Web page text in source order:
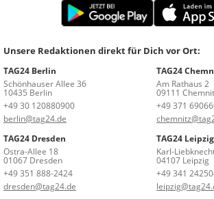
Unsere Redaktionen direkt für Dich vor Ort:
TAG24 Berlin
Schönhauser Allee 36
10435 Berlin
+49 30 120880900
berlin@tag24.de
TAG24
Am Rathaus 2
09111
+49 371
TAG24 Dresden
Ostra-Allee 18
01067 Dresden
+49 351 888-2424
dresden@tag24.de
TAG24 Leipzig
Karl-
04107 Leipzig
+49 341